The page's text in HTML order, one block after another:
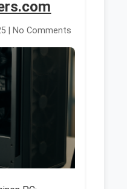
| No Comments